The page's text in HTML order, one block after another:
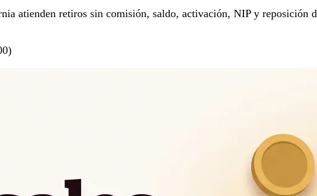
atienden retiros sin comisión, saldo, activación, NIP y reposición